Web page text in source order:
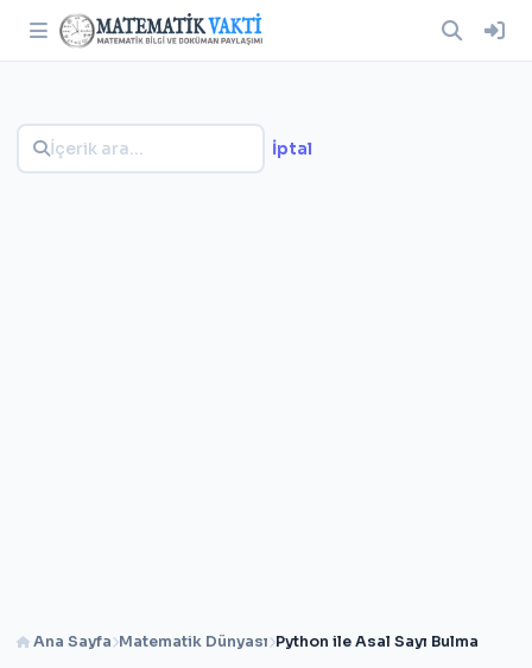
Ana Sayfa Matematik Dünyası Python ile Asal Sayı Bulma
İptal